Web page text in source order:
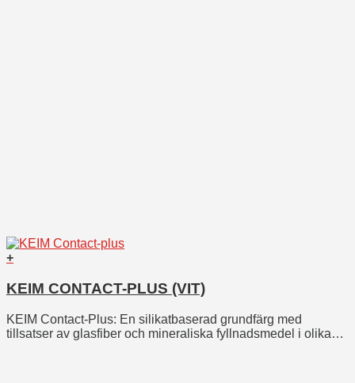
+
KEIM CONTACT-PLUS (VIT)
KEIM Contact-Plus: En silikatbaserad grundfärg med
tillsatser av glasfiber och mineraliska fyllnadsmedel i olika